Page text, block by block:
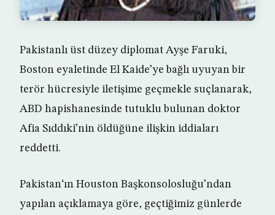
Pakistanlı üst düzey diplomat Ayşe Faruki,
Boston eyaletinde El Kaide’ye bağlı uyuyan bir
terör hücresiyle iletişime geçmekle suçlanarak,
ABD hapishanesinde tutuklu bulunan doktor
Afia Sıddıki’nin öldüğüne ilişkin iddiaları
reddetti.
Pakistan‘ın Houston Başkonsolosluğu’ndan
yapılan açıklamaya göre, geçtiğimiz günlerde